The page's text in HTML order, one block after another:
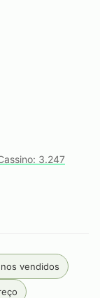
3.247
vendidos